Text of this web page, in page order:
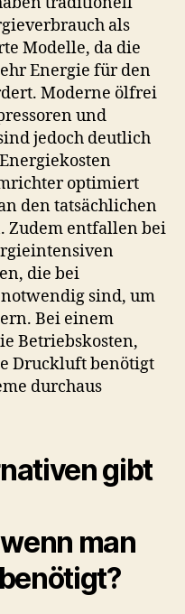
als
Modelle, da die
Energie für den
Moderne ölfrei
und
jedoch deutlich
optimiert
den tatsächlichen
Zudem entfallen bei
die bei
sind, um
Bei einem
Betriebskosten,
Druckluft benötigt
durchaus
gibt
man